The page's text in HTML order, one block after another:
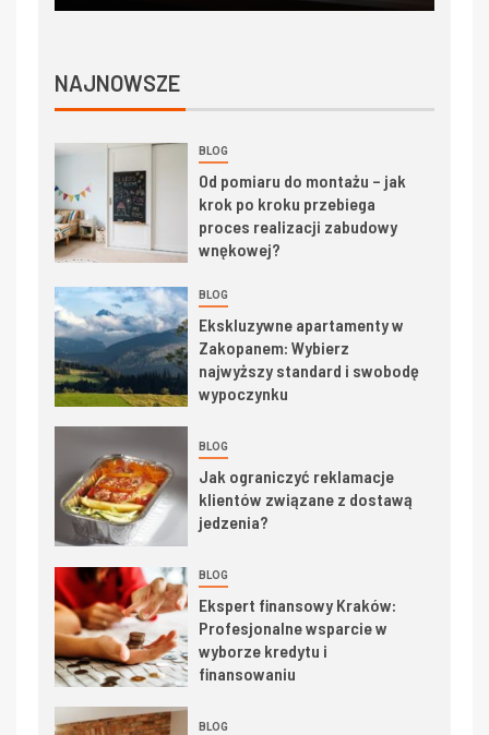
NAJNOWSZE
BLOG
Od pomiaru do montażu – jak
krok po kroku przebiega
proces realizacji zabudowy
wnękowej?
BLOG
Ekskluzywne apartamenty w
Zakopanem: Wybierz
najwyższy standard i swobodę
wypoczynku
BLOG
Jak ograniczyć reklamacje
klientów związane z dostawą
jedzenia?
BLOG
Ekspert finansowy Kraków:
Profesjonalne wsparcie w
wyborze kredytu i
finansowaniu
BLOG